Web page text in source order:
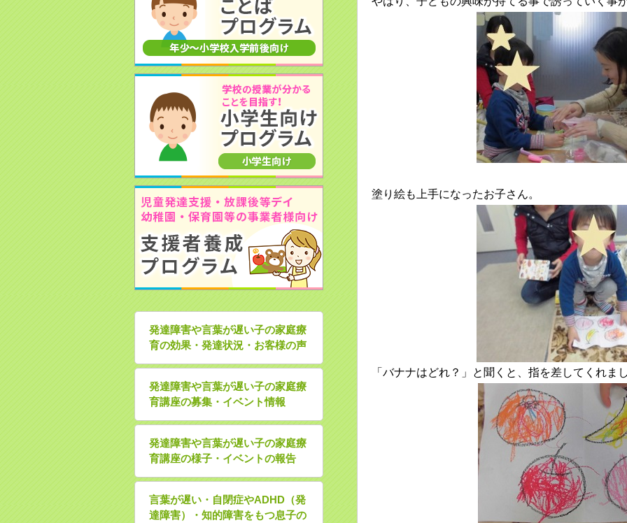
塗り絵も上手になったお子さん。
「バナナはどれ？」と聞くと、指を差してくれま
発達障害や言葉が遅い子の家庭療
育の効果・発達状況・お客様の声
発達障害や言葉が遅い子の家庭療
育講座の募集・イベント情報
発達障害や言葉が遅い子の家庭療
育講座の様子・イベントの報告
言葉が遅い・自閉症やADHD（発
達障害）・知的障害をもつ息子の